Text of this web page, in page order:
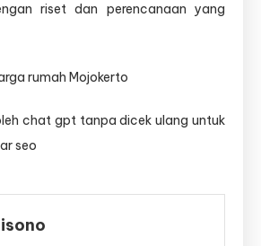
riset dan perencanaan yang
rumah Mojokerto
chat gpt tanpa dicek ulang untuk
seo